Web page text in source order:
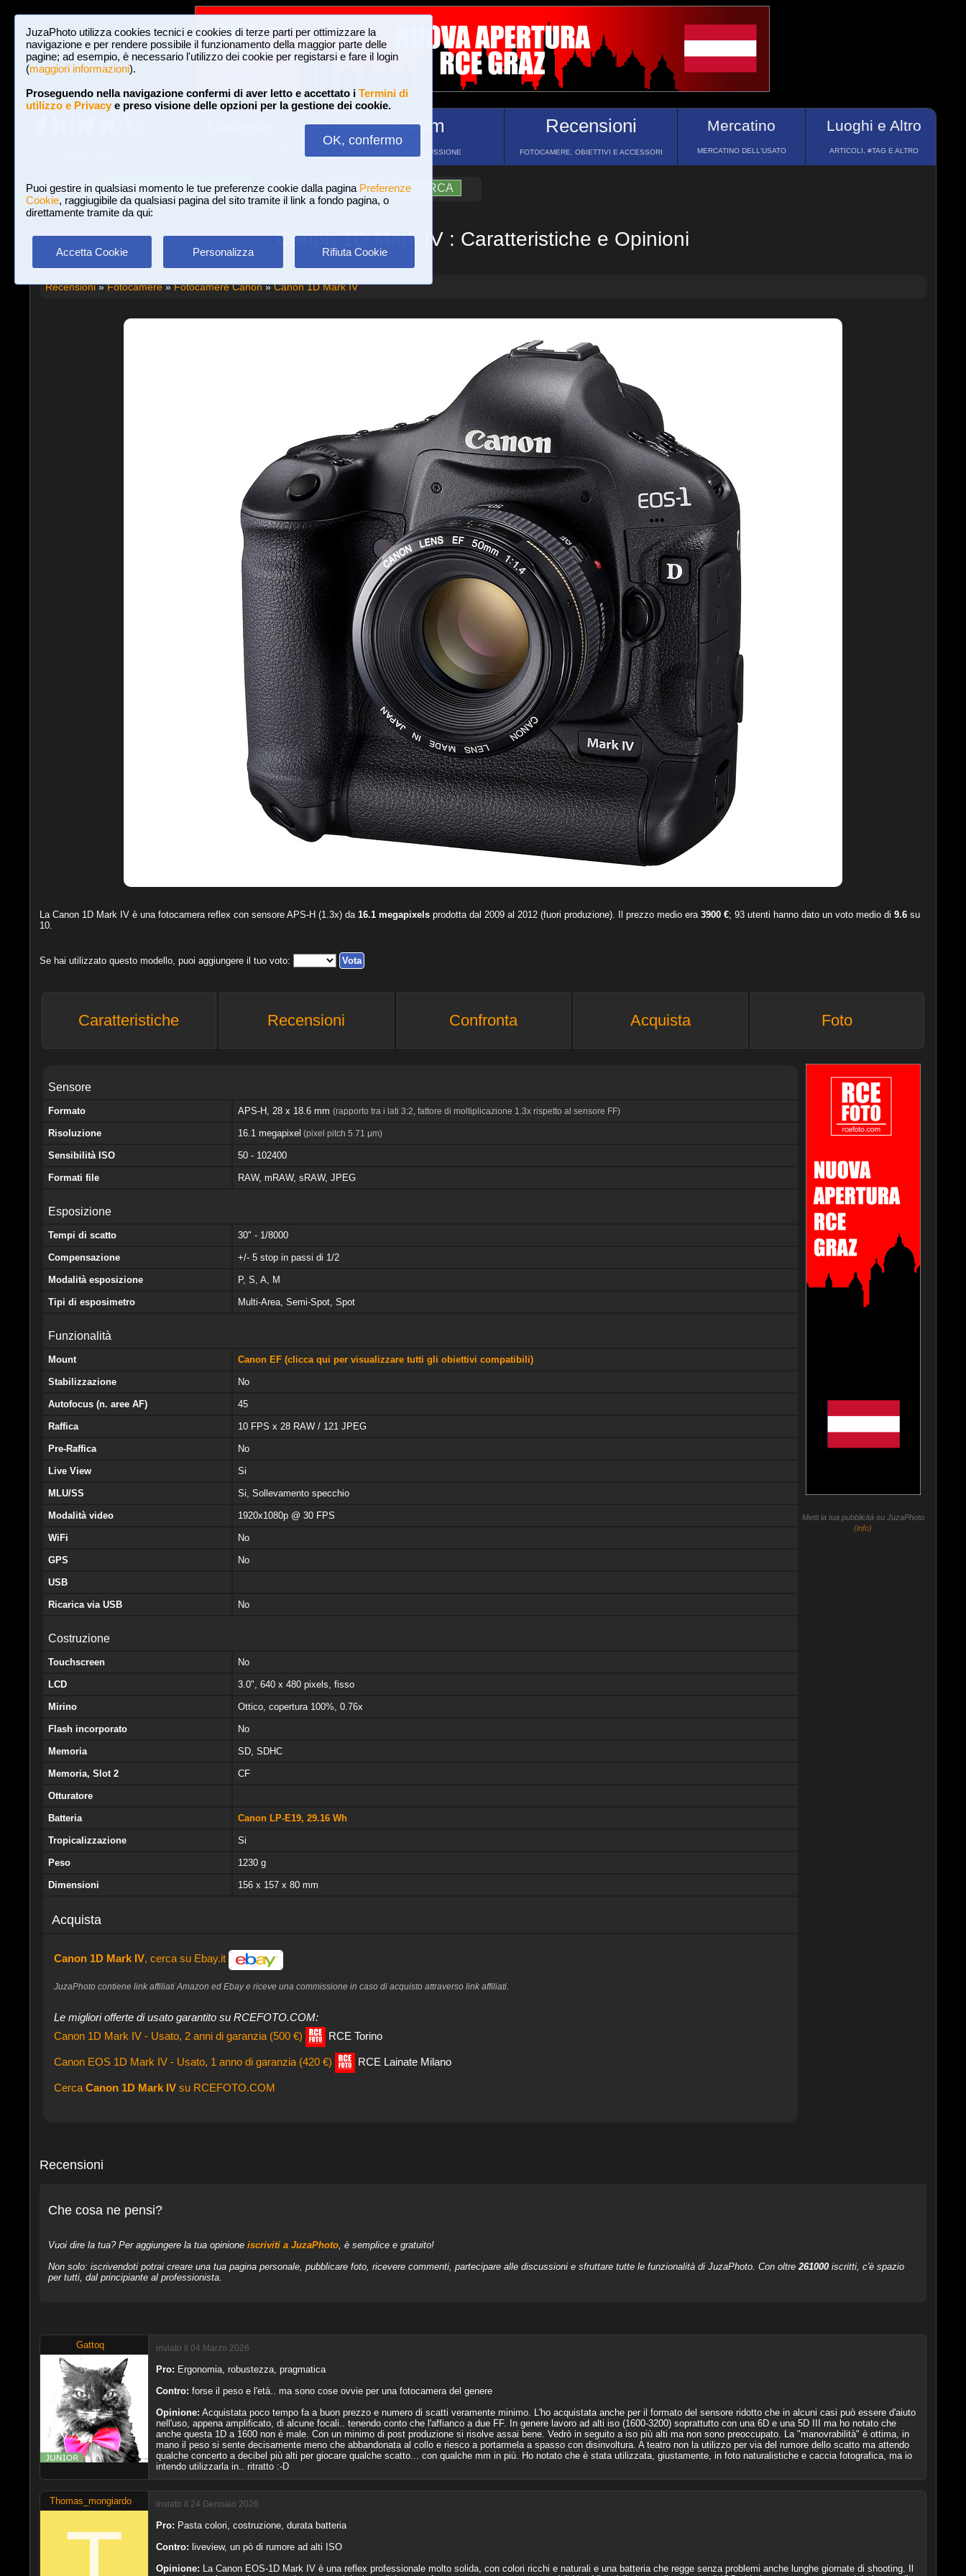
JuzaPhoto utilizza cookies tecnici e cookies di terze parti per ottimizzare la
navigazione e per rendere possibile il funzionamento della maggior parte delle
pagine; ad esempio, è necessario l'utilizzo dei cookie per registarsi e fare il login
(maggiori informazioni).
Proseguendo nella navigazione confermi di aver letto e accettato i Termini di
utilizzo e Privacye preso visione delle opzioni per la gestione dei cookie.
OK, confermo
Puoi gestire in qualsiasi momento le tue preferenze cookie dalla pagina Preferenze
Cookie, raggiugibile da qualsiasi pagina del sito tramite il link a fondo pagina, o
direttamente tramite da qui:
Accetta Cookie Personalizza Rifiuta Cookie
Forum
FORUM DI DISCUSSIONE
Recensioni
FOTOCAMERE, OBIETTIVI E ACCESSORI
Mercatino
MERCATINO DELL'USATO
Luoghi e Altro
ARTICOLI, #TAG E ALTRO
Login Iscriviti a JuzaPhoto! A A ?AIUTO RICERCA
Canon 1D Mark IV : Caratteristiche e Opinioni
Recensioni»Fotocamere»Fotocamere Canon»Canon 1D Mark IV
La Canon 1D Mark IVè una fotocamera reflex con sensore APS-H (1.3x) da 16.1 megapixelsprodotta dal 2009 al 2012 (fuori produzione). Il prezzo medio era 3900 €; 93utenti hanno dato un voto medio di 9.6su
10.
Se hai utilizzato questo modello, puoi aggiungere il tuo voto:
Caratteristiche Recensioni Confronta Acquista Foto
Sensore
Formato APS-H, 28 x 18.6 mm (rapporto tra i lati 3:2, fattore di moltiplicazione 1.3x rispetto al sensore FF)
Risoluzione 16.1 megapixel (pixel pitch 5.71 μm)
Sensibilità ISO 50 - 102400
Formati file RAW, mRAW, sRAW, JPEG
Esposizione
Tempi di scatto 30" - 1/8000
Compensazione +/- 5 stop in passi di 1/2
Modalità esposizione P, S, A, M
Tipi di esposimetro Multi-Area, Semi-Spot, Spot
Funzionalità
Mount Canon EF (clicca qui per visualizzare tutti gli obiettivi compatibili)
Stabilizzazione No
Autofocus (n. aree AF) 45
Raffica 10 FPS x 28 RAW / 121 JPEG
Pre-Raffica No
Live View Si
MLU/SS Si, Sollevamento specchio
Modalità video 1920x1080p @ 30 FPS
WiFi No
GPS No
USB
Ricarica via USB No
Costruzione
Touchscreen No
LCD 3.0", 640 x 480 pixels, fisso
Mirino Ottico, copertura 100%, 0.76x
Flash incorporato No
Memoria SD, SDHC
Memoria, Slot 2 CF
Otturatore
Batteria Canon LP-E19, 29.16 Wh
Tropicalizzazione Si
Peso 1230 g
Dimensioni 156 x 157 x 80 mm
Acquista
Canon 1D Mark IV, cerca su Ebay.it
JuzaPhoto contiene link affiliati Amazon ed Ebay e riceve una commissione in caso di acquisto attraverso link affiliati.
Le migliori offerte di usato garantito su RCEFOTO.COM:
Canon 1D Mark IV - Usato, 2 anni di garanzia (500 €)
RCE Torino
Canon EOS 1D Mark IV - Usato, 1 anno di garanzia (420 €) RCE Lainate Milano
Cerca Canon 1D Mark IVsu RCEFOTO.COM
Metti la tua pubblicità su JuzaPhoto
(info)
Recensioni
Che cosa ne pensi?
Vuoi dire la tua? Per aggiungere la tua opinione iscriviti a JuzaPhoto, è semplice e gratuito!
Non solo: iscrivendoti potrai creare una tua pagina personale, pubblicare foto, ricevere commenti, partecipare alle discussioni e sfruttare tutte le funzionalità di JuzaPhoto. Con oltre261000iscritti, c'è spazio
per tutti, dal principiante al professionista.
Gattoq inviato il 04 Marzo 2026
Pro: Ergonomia, robustezza, pragmatica
Contro: forse il peso e l'età.. ma sono cose ovvie per una fotocamera del genere
Opinione: Acquistata poco tempo fa a buon prezzo e numero di scatti veramente minimo. L'ho acquistata anche per il formato del sensore ridotto che in alcuni casi può essere d'aiuto
nell'uso, appena amplificato, di alcune focali.. tenendo conto che l'affianco a due FF. In genere lavoro ad alti iso (1600-3200) soprattutto con una 6D e una 5D III ma ho notato che
anche questa 1D a 1600 non è male. Con un minimo di post produzione si risolve assai bene. Vedrò in seguito a iso più alti ma non sono preoccupato. La "manovrabilità" è ottima, in
mano il peso si sente decisamente meno che abbandonata al collo e riesco a portarmela a spasso con disinvoltura. A teatro non la utilizzo per via del rumore dello scatto ma attendo
qualche concerto a decibel più alti per giocare qualche scatto... con qualche mm in più. Ho notato che è stata utilizzata, giustamente, in foto naturalistiche e caccia fotografica, ma io
intendo utilizzarla in.. ritratto :-D
Thomas_mongiardo inviato il 24 Gennaio 2026
Pro: Pasta colori, costruzione, durata batteria
Contro: liveview, un pò di rumore ad alti ISO
Opinione: La Canon EOS‑1D Mark IV è una reflex professionale molto solida, con colori ricchi e naturali e una batteria che regge senza problemi anche lunghe giornate di shooting. Il